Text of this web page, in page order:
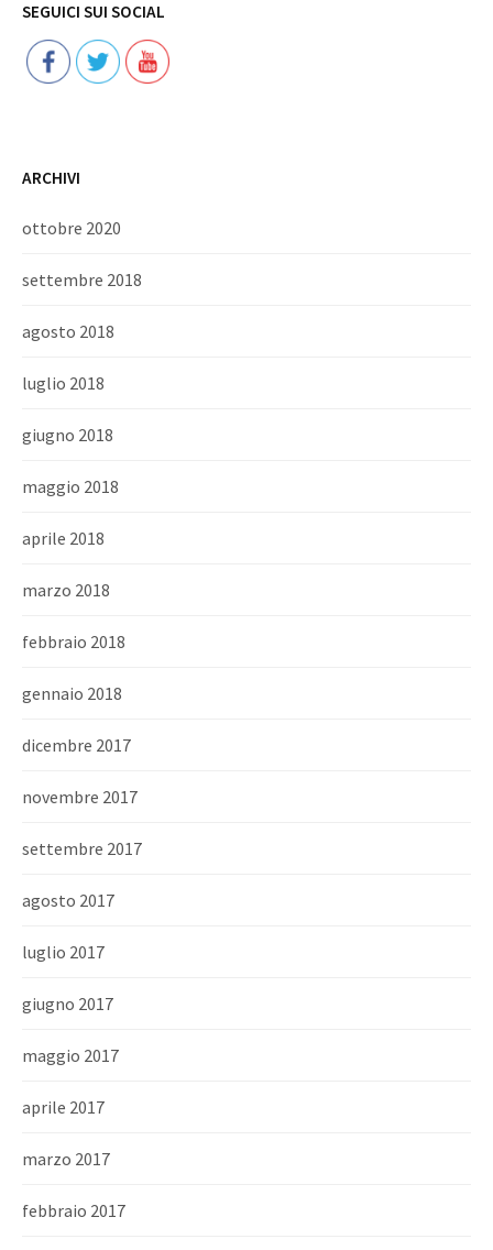
SEGUICI SUI SOCIAL
ARCHIVI
ottobre 2020
settembre 2018
agosto 2018
luglio 2018
giugno 2018
maggio 2018
aprile 2018
marzo 2018
febbraio 2018
gennaio 2018
dicembre 2017
novembre 2017
settembre 2017
agosto 2017
luglio 2017
giugno 2017
maggio 2017
aprile 2017
marzo 2017
febbraio 2017